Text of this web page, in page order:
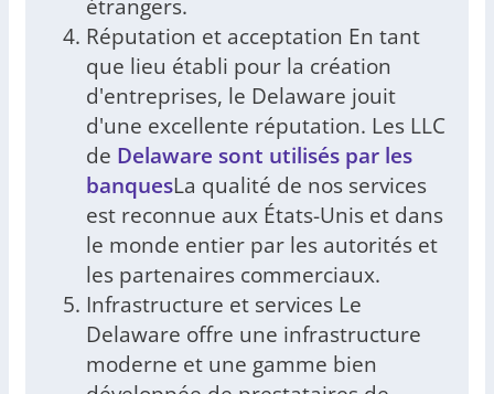
étrangers.
Réputation et acceptation En tant
que lieu établi pour la création
d'entreprises, le Delaware jouit
d'une excellente réputation. Les LLC
de Delaware sont utilisés par les
banquesLa qualité de nos services
est reconnue aux États-Unis et dans
le monde entier par les autorités et
les partenaires commerciaux.
Infrastructure et services Le
Delaware offre une infrastructure
moderne et une gamme bien